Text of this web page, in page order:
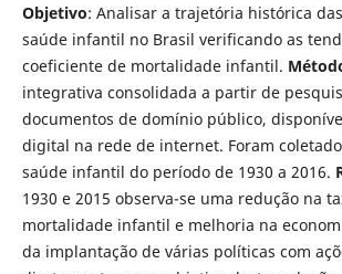
Objetivo: Analisar a trajetória histórica
saúde infantil no Brasil verificando as
coeficiente de mortalidade infantil.
integrativa consolidada a partir de
documentos de domínio público,
digital na rede de internet. Foram
saúde infantil do período de 1930 a 2016.
1930 e 2015 observa-se uma redução na
mortalidade infantil e melhoria na
da implantação de várias políticas com